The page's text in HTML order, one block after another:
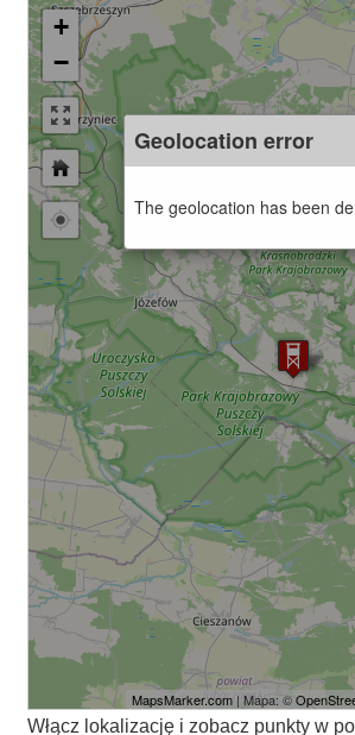
+
−
MapsMarker.com| Mapa: ©
Geolocation error
The geolocation has been
Włącz lokalizację i zobacz punkty w